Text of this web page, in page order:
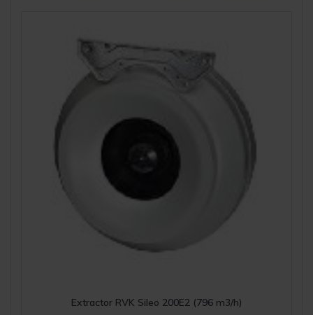
Extractor RVK Sileo 200E2 (796 m3/h)